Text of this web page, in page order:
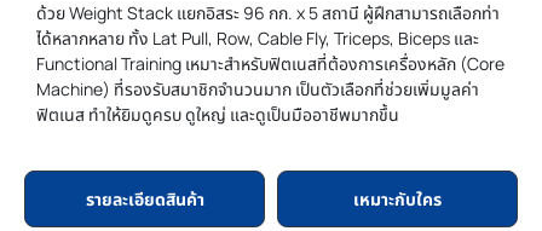
ด้วย Weight Stack แยกอิสระ 96 กก. x 5 สถานี ผู้ฝึกสามารถเลือกท่า
ได้หลากหลาย ทั้ง Lat Pull, Row, Cable Fly, Triceps, Biceps และ
Functional Training เหมาะสำหรับฟิตเนสที่ต้องการเครื่องหลัก (Core
Machine) ที่รองรับสมาชิกจำนวนมาก เป็นตัวเลือกที่ช่วยเพิ่มมูลค่า
ฟิตเนส ทำให้ยิมดูครบ ดูใหญ่ และดูเป็นมืออาชีพมากขึ้น
รายละเอียดสินค้า เหมาะกับใคร